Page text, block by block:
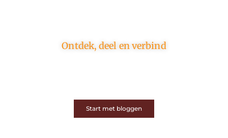
Ontdek, deel en verbind
Start met bloggen